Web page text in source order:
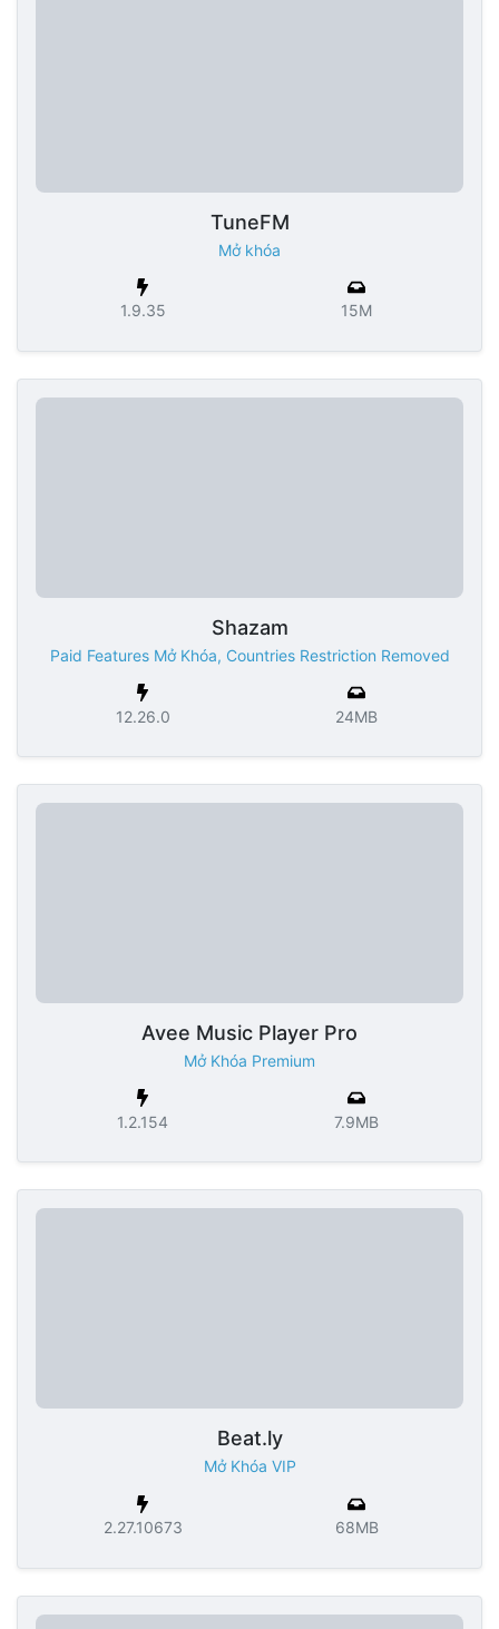
TuneFM
Mở khóa
1.9.35 15M
Shazam
Paid Features Mở Khóa, Countries Restriction Removed
12.26.0 24MB
Avee Music Player Pro
Mở Khóa Premium
1.2.154 7.9MB
Beat.ly
Mở Khóa VIP
2.27.10673 68MB